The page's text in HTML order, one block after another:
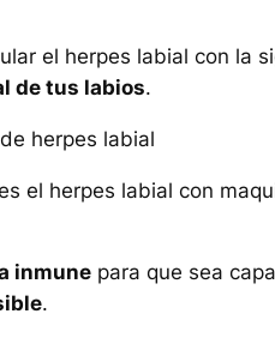
el herpes labial con la
de tus labios.
herpes labial
el herpes labial con
inmune para que sea
.